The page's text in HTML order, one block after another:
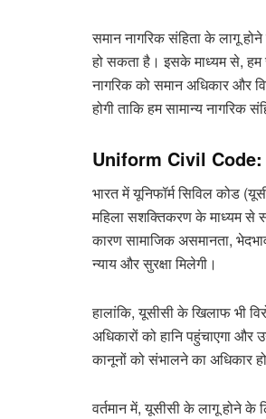
समान नागरिक संहिता के लागू
हो सकता है। इसके माध्यम से, हम
नागरिक को समान अधिकार और
होगी ताकि हम सामान्य
Uniform Civil Code:
भारत में यूनिफॉर्म सिविल कोड
महिला सशक्तिकरण के माध्यम से
कारण सामाजिक असमानता,
न्याय और सुरक्षा मिलेगी।
हालांकि, यूसीसी के खिलाफ भी
अधिकारों को हानि पहुंचाएगा और
कानूनों को संभालने का अधिकार
वर्तमान में, यूसीसी के लागू होने